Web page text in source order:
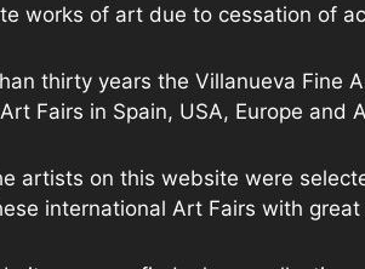
works of art due to cessation of
thirty years the Villanueva Fine
Fairs in Spain, USA, Europe and
artists on this website were
international Art Fairs with great